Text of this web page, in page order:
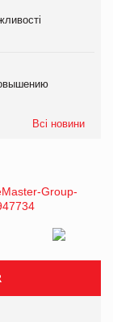
Всі новини